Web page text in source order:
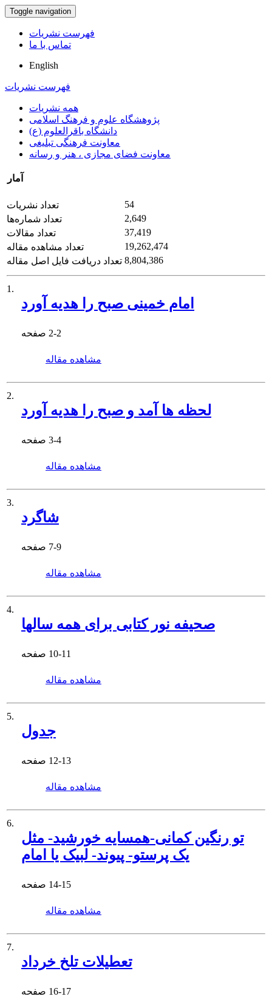
Toggle navigation
فهرست نشریات
تماس با ما
English
فهرست نشریات
همه نشریات
پژوهشگاه علوم و فرهنگ اسلامی
دانشگاه باقرالعلوم (ع)
معاونت فرهنگی تبلیغی
معاونت فضای مجازی ، هنر و رسانه
آمار
تعداد نشریات
54
تعداد شماره‌ها
2,649
تعداد مقالات
37,419
تعداد مشاهده مقاله
19,262,474
تعداد دریافت فایل اصل مقاله 8,804,386
1.
امام خمینی صبح را هدیه آورد
2-2
مشاهده مقاله
2.
لحظه ها آمد و صبح را هدیه آورد
3-4
مشاهده مقاله
3.
شاگرد
7-9
مشاهده مقاله
4.
صحیفه نور کتابی برای همه سالها
10-11
مشاهده مقاله
5.
جدول
12-13
مشاهده مقاله
6.
تو رنگین کمانی-همسایه خورشید- مثل
یک پرستو- پیوند- لبیک یا امام
14-15
مشاهده مقاله
7.
تعطیلات تلخ خرداد
16-17